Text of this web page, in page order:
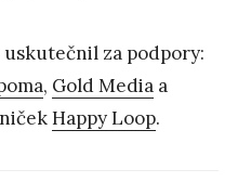
uskutečnil za podpory:
, Gold Media a
Happy Loop.